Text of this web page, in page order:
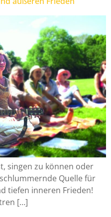
singen zu können oder
Quelle für
tiefen inneren Frieden!
[…]